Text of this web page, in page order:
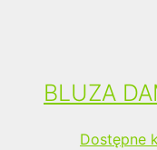
BLUZA
Dostępne